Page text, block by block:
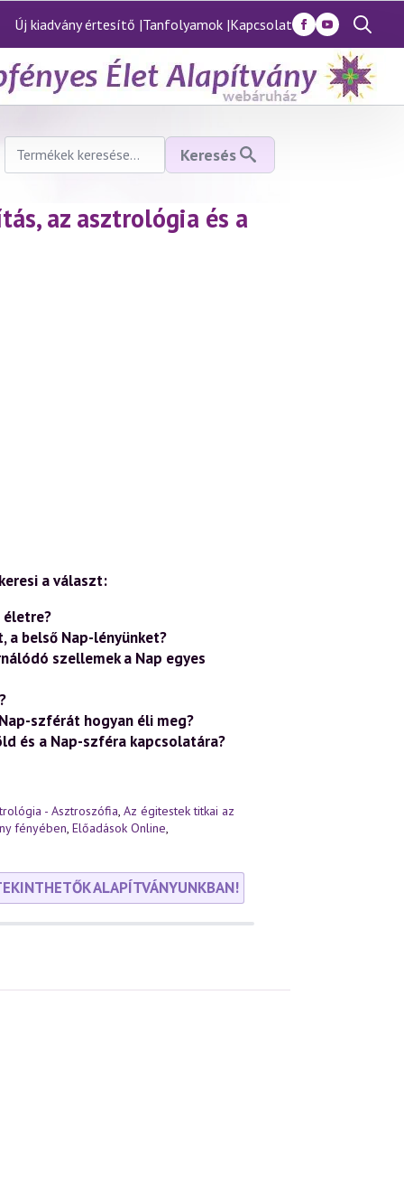
Új kiadvány értesítő |Tanfolyamok |Kapcsolat
Search
for:
Keresés
következőre:
Keresés
az asztrológia és a
a választ:
a belső Nap-lényünket?
szellemek a Nap egyes
szférát hogyan éli meg?
és a Nap-szféra kapcsolatára?
- Asztroszófia, Az égitestek titkai az
fényében, Előadások Online,
ALAPÍTVÁNYUNKBAN!